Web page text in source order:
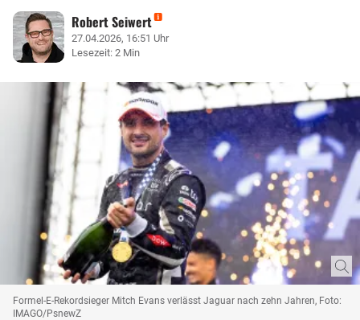
Robert Seiwert
27.04.2026, 16:51 Uhr
Lesezeit: 2 Min
Formel-E-Rekordsieger Mitch Evans verlässt Jaguar nach zehn Jahren, Foto:
IMAGO/PsnewZ